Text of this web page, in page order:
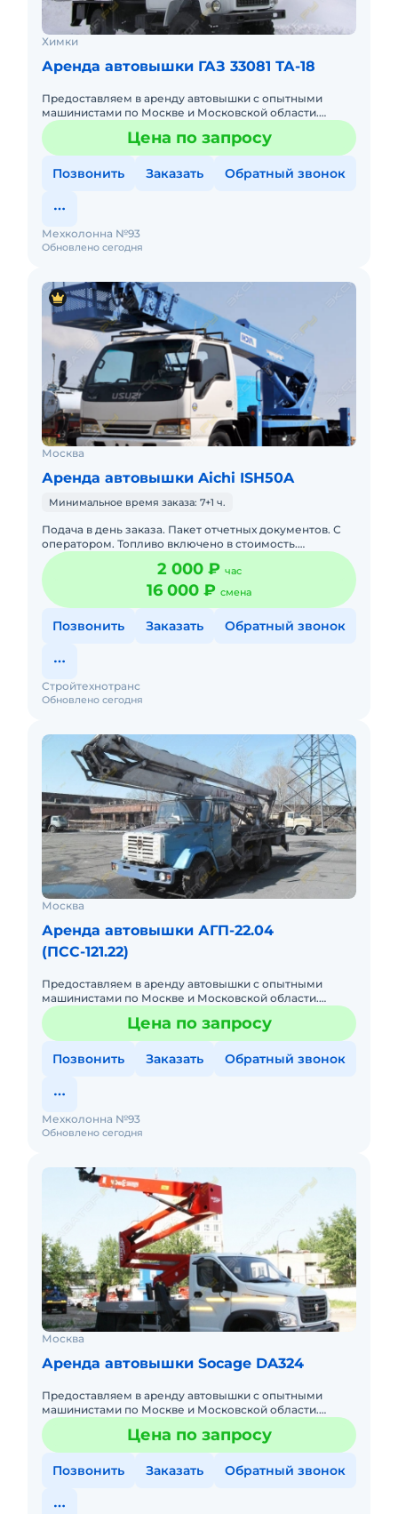
Химки
Аренда автовышки ГАЗ 33081 ТА-18
Предоставляем в аренду автовышки с опытными
машинистами по Москве и Московской области.
Любой вид аренды. Долгосрочный, краткосрочный
(почасовой, посменный) При
Цена по запросу
Позвонить Заказать Обратный звонок
Обновлено сегодня
Мехколонна №93
Москва
Аренда автовышки Aichi ISH50A
Минимальное время заказа: 7+1 ч.
Подача в день заказа. Пакет отчетных документов. С
оператором. Топливо включено в стоимость.
Долгосрочная аренда. Краткосрочная аренда. Техника
с малой наработк
2 000 ₽ час
16 000 ₽ смена
Позвонить Заказать Обратный звонок
Обновлено сегодня
Стройтехнотранс
Москва
Аренда автовышки АГП-22.04
(ПСС-121.22)
Предоставляем в аренду автовышки с опытными
машинистами по Москве и Московской области.
Любой вид аренды. Долгосрочный, краткосрочный
(почасовой, посменный) При
Цена по запросу
Позвонить Заказать Обратный звонок
Обновлено сегодня
Мехколонна №93
Москва
Аренда автовышки Socage DA324
Предоставляем в аренду автовышки с опытными
машинистами по Москве и Московской области.
Любой вид аренды. Долгосрочный, краткосрочный
(почасовой, посменный) При
Цена по запросу
Позвонить Заказать Обратный звонок